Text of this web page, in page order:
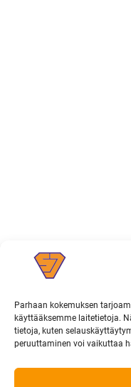
Parhaan kokemuksen
käyttääksemme laitetietoja.
tietoja, kuten
peruuttaminen voi vaikuttaa